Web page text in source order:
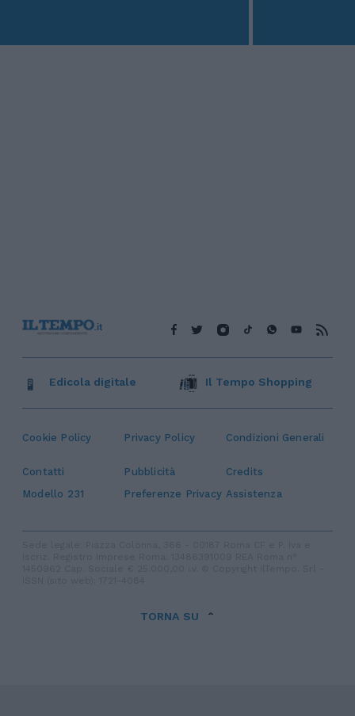
Cookie Policy Privacy Policy Condizioni Generali
Contatti Pubblicità
Credits
Modello 231
Preferenze Privacy Assistenza
Edicola digitale Il Tempo Shopping
TORNA SU